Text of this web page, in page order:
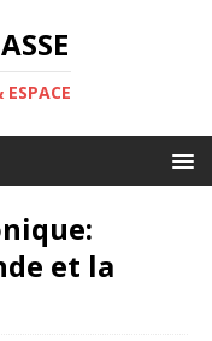
et la